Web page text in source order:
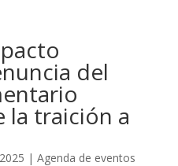
del
la traición a
| Agenda de eventos